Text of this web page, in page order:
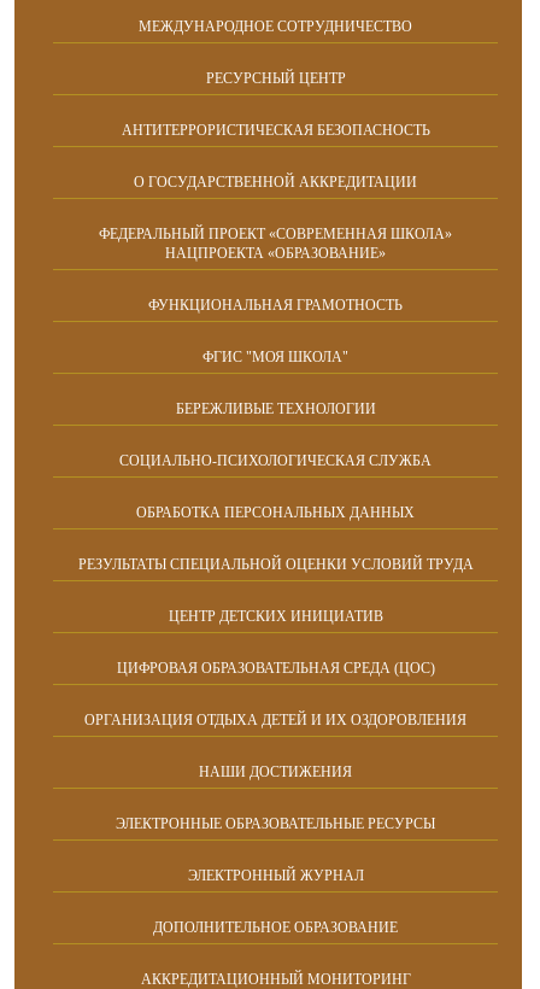
МЕЖДУНАРОДНОЕ СОТРУДНИЧЕСТВО
РЕСУРСНЫЙ ЦЕНТР
АНТИТЕРРОРИСТИЧЕСКАЯ БЕЗОПАСНОСТЬ
О ГОСУДАРСТВЕННОЙ АККРЕДИТАЦИИ
ФЕДЕРАЛЬНЫЙ ПРОЕКТ «СОВРЕМЕННАЯ ШКОЛА»
НАЦПРОЕКТА «ОБРАЗОВАНИЕ»
ФУНКЦИОНАЛЬНАЯ ГРАМОТНОСТЬ
ФГИС "МОЯ ШКОЛА"
БЕРЕЖЛИВЫЕ ТЕХНОЛОГИИ
СОЦИАЛЬНО-ПСИХОЛОГИЧЕСКАЯ СЛУЖБА
ОБРАБОТКА ПЕРСОНАЛЬНЫХ ДАННЫХ
РЕЗУЛЬТАТЫ СПЕЦИАЛЬНОЙ ОЦЕНКИ УСЛОВИЙ ТРУДА
ЦЕНТР ДЕТСКИХ ИНИЦИАТИВ
ЦИФРОВАЯ ОБРАЗОВАТЕЛЬНАЯ СРЕДА (ЦОС)
ОРГАНИЗАЦИЯ ОТДЫХА ДЕТЕЙ И ИХ ОЗДОРОВЛЕНИЯ
НАШИ ДОСТИЖЕНИЯ
ЭЛЕКТРОННЫЕ ОБРАЗОВАТЕЛЬНЫЕ РЕСУРСЫ
ЭЛЕКТРОННЫЙ ЖУРНАЛ
ДОПОЛНИТЕЛЬНОЕ ОБРАЗОВАНИЕ
АККРЕДИТАЦИОННЫЙ МОНИТОРИНГ